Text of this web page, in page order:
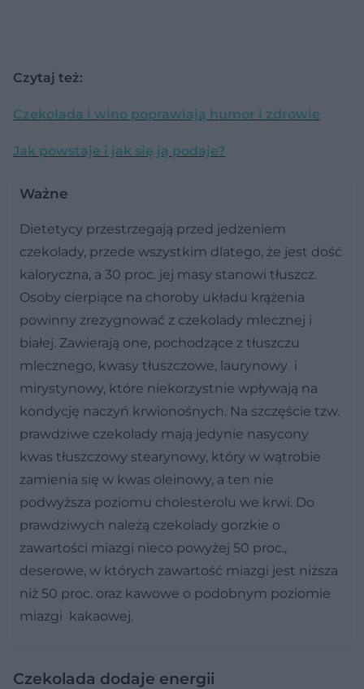
Czytaj też:
Czekolada i wino poprawiają humor i zdrowie
Jak powstaje i jak się ją podaje?
Ważne
Dietetycy przestrzegają przed jedzeniem
czekolady, przede wszystkim dlatego, że jest dość
kaloryczna, a 30 proc. jej masy stanowi tłuszcz.
Osoby cierpiące na choroby układu krążenia
powinny zrezygnować z czekolady mlecznej i
białej. Zawierają one, pochodzące z tłuszczu
mlecznego, kwasy tłuszczowe, laurynowy i
mirystynowy, które niekorzystnie wpływają na
kondycję naczyń krwionośnych. Na szczęście tzw.
prawdziwe czekolady mają jedynie nasycony
kwas tłuszczowy stearynowy, który w wątrobie
zamienia się w kwas oleinowy, a ten nie
podwyższa poziomu cholesterolu we krwi. Do
prawdziwych należą czekolady gorzkie o
zawartości miazgi nieco powyżej 50 proc.,
deserowe, w których zawartość miazgi jest niższa
niż 50 proc. oraz kawowe o podobnym poziomie
miazgi kakaowej.
Czekolada dodaje energii